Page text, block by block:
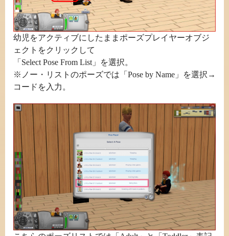
幼児をアクティブにしたままポーズプレイヤーオブジ
ェクトをクリックして
「Select Pose From List」を選択。
※ノー・リストのポーズでは「Pose by Name」を選択→
コードを入力。